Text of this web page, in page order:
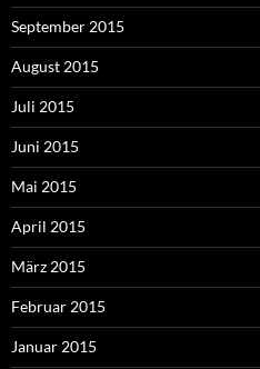
September 2015
August 2015
Juli 2015
Juni 2015
Mai 2015
April 2015
März 2015
Februar 2015
Januar 2015